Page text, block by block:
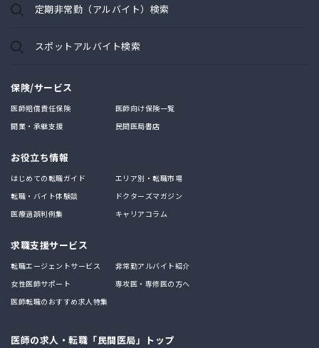
定期非常勤（アルバイト）検索
スポットアルバイト検索
保険/サービス
医師賠償責任保険
医師向け保険一覧
開業・承継支援
民間医局書店
お役立ち情報
はじめての転職ガイド
エリア別・転職市場
転職・バイト体験談
ドクターズマガジン
医療過誤判例集
キャリアコラム
求職支援サービス
転職エージェントサービス
非常勤アルバイト紹介
女性医師サポート
専攻医・専修医の方へ
医師転職のおすすめ求人特集
医師の求人・転職「民間医局」トップ